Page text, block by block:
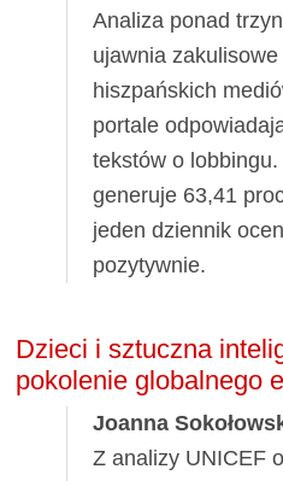
Analiza ponad
ujawnia
hiszpańskich
portale
tekstów o
generuje 63,41
jeden dziennik
pozytywnie.
Dzieci i sztuczna
pokolenie globalnego
Joanna
Z analizy UNICEF